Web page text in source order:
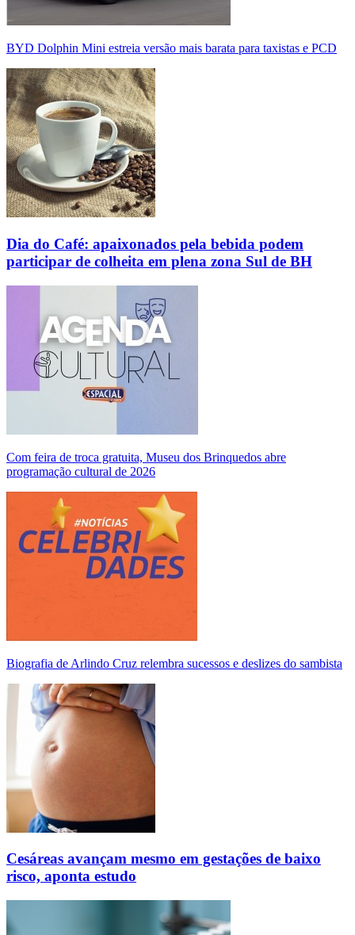
BYD Dolphin Mini estreia versão mais barata para taxistas e PCD
Dia do Café: apaixonados pela bebida podem
participar de colheita em plena zona Sul de BH
Com feira de troca gratuita, Museu dos Brinquedos abre
programação cultural de 2026
Biografia de Arlindo Cruz relembra sucessos e deslizes do sambista
Cesáreas avançam mesmo em gestações de baixo
risco, aponta estudo